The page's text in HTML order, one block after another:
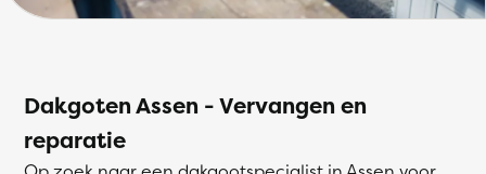
Dakgoten Assen - Vervangen en
reparatie